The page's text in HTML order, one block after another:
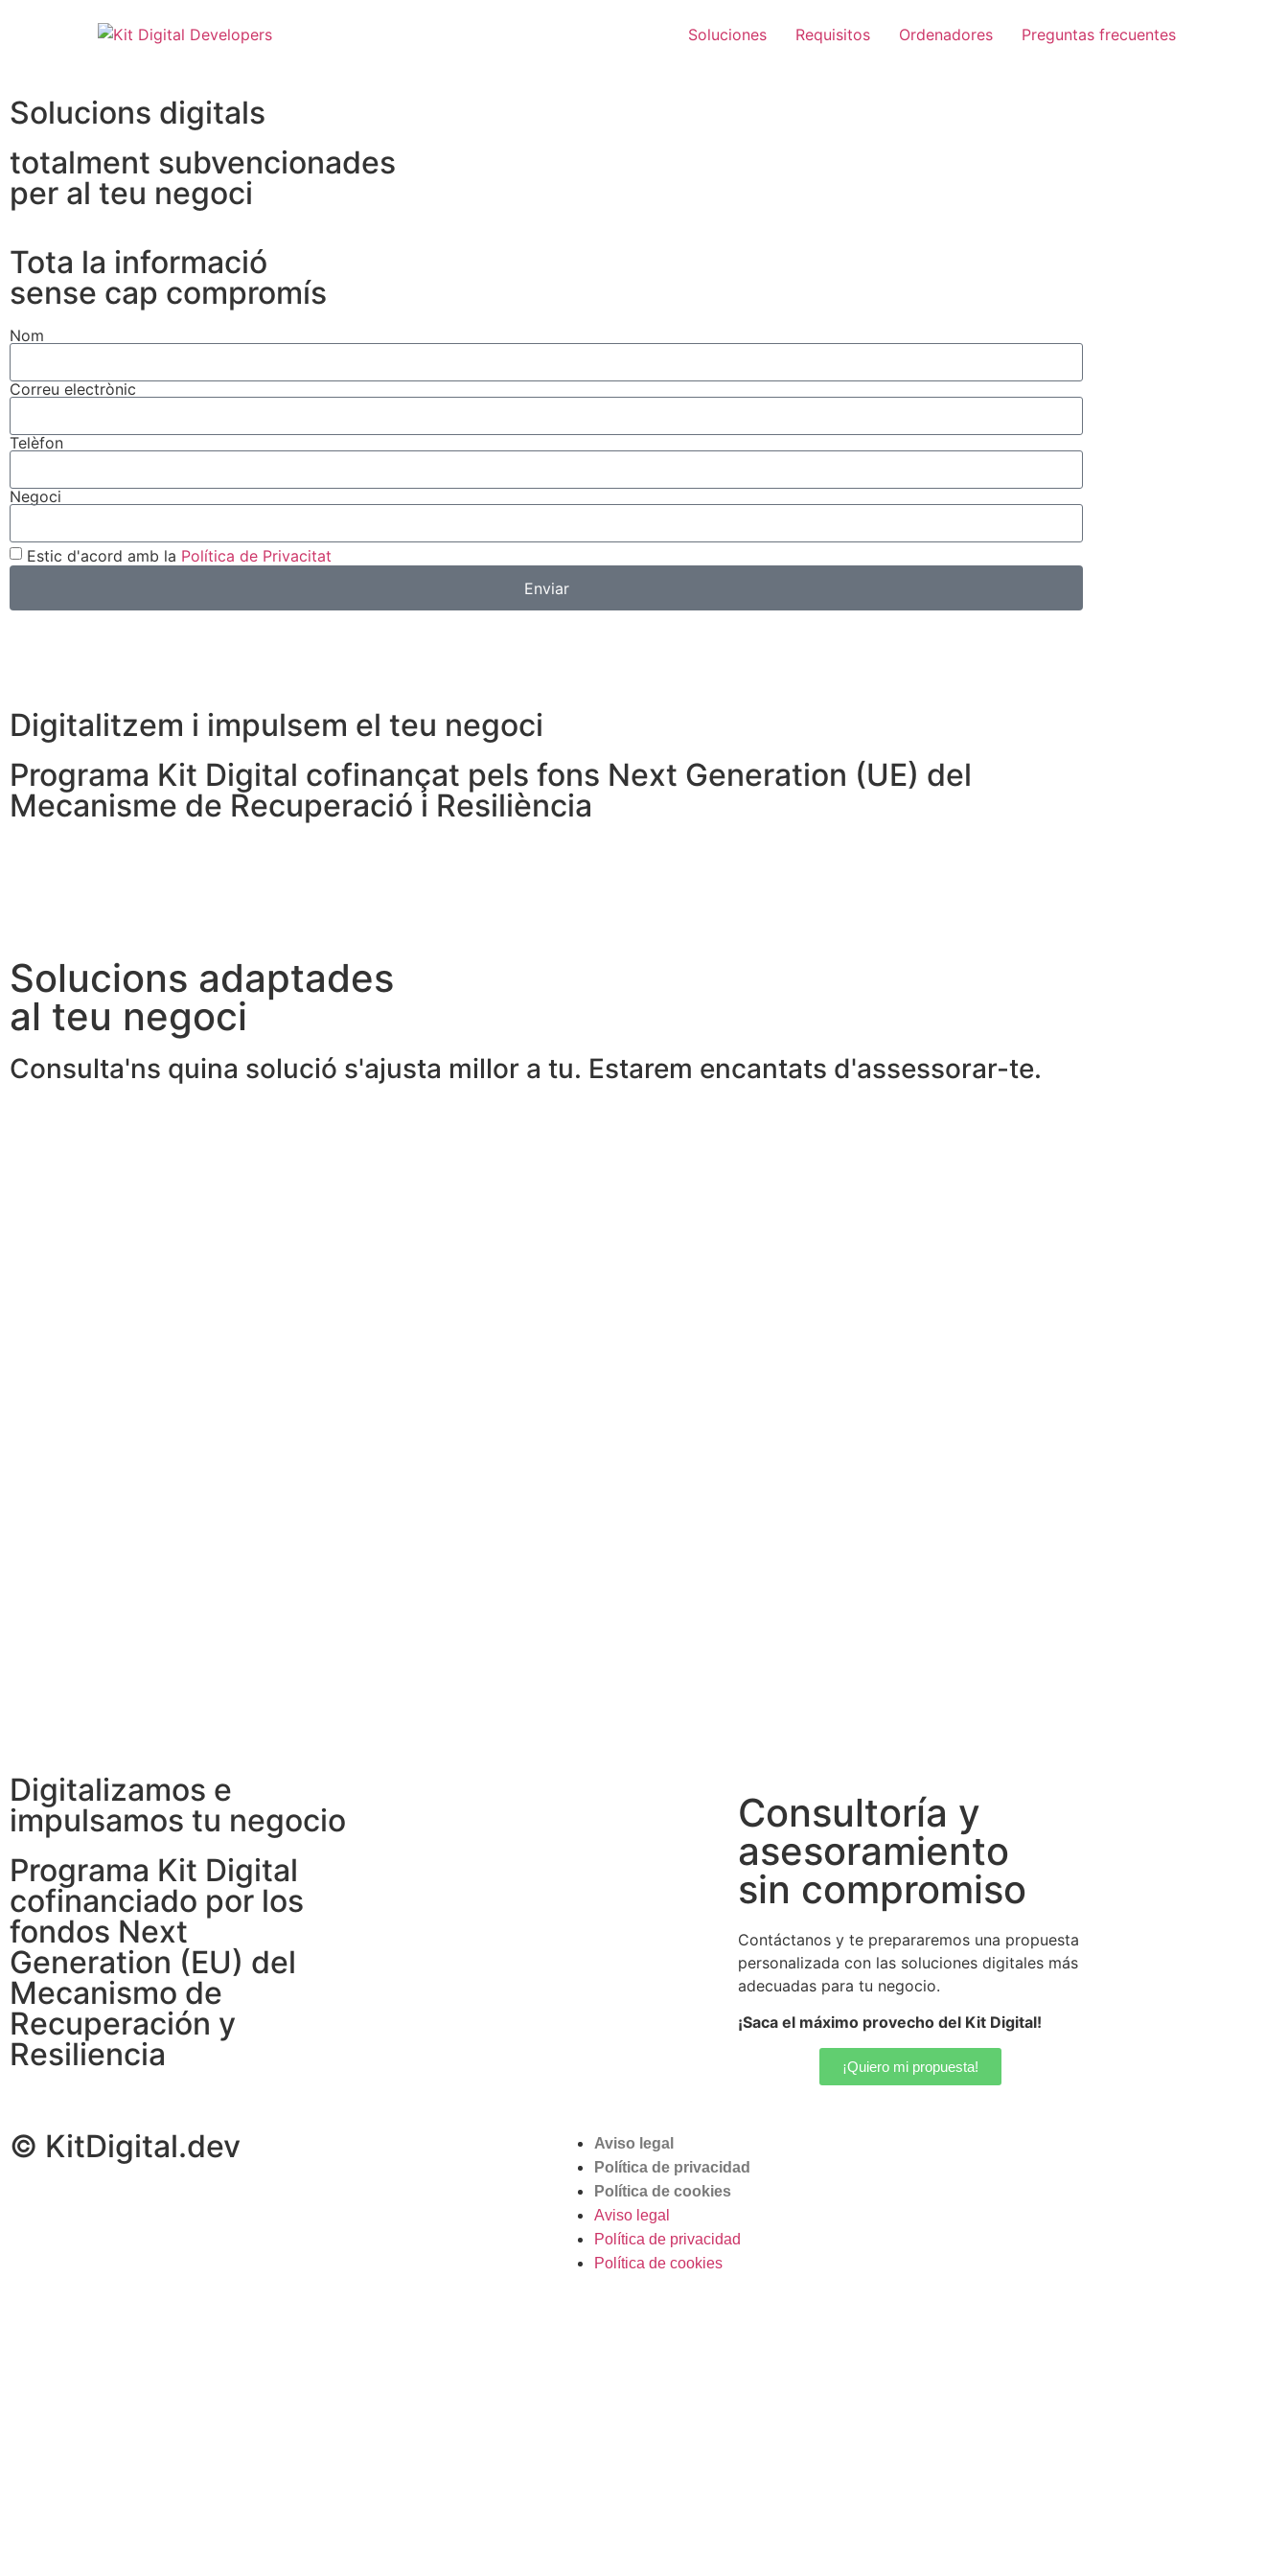
Soluciones Requisitos Ordenadores Preguntas frecuentes
Solucions digitals
totalment subvencionades
per al teu negoci
Tota la informació
sense cap compromís
Nom
Correu electrònic
Telèfon
Negoci
Estic d'acord amb la Política de Privacitat
Enviar
Digitalitzem i impulsem el teu negoci
Programa Kit Digital cofinançat pels fons Next Generation (UE) del
Mecanisme de Recuperació i Resiliència
Solucions adaptades
al teu negoci
Consulta'ns quina solució s'ajusta millor a tu. Estarem encantats d'assessorar-te.
Digitalizamos e
impulsamos tu negocio
Programa Kit Digital
cofinanciado por los
fondos Next
Generation (EU) del
Mecanismo de
Recuperación y
Resiliencia
Consultoría y
asesoramiento
sin compromiso
Contáctanos y te prepararemos una propuesta
personalizada con las soluciones digitales más
adecuadas para tu negocio.
¡Saca el máximo provecho del Kit Digital!
¡Quiero mi propuesta!
© KitDigital.dev
Aviso legal
Política de privacidad
Política de cookies
Aviso legal
Política de privacidad
Política de cookies